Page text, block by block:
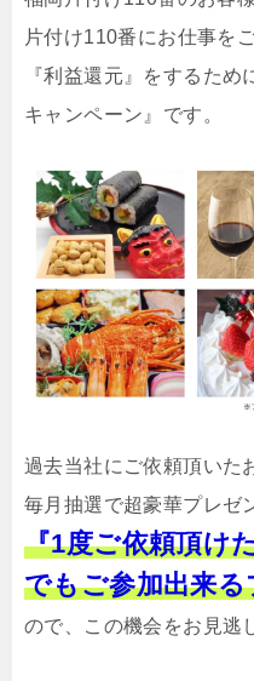
片付け110番にお仕事を
『利益還元』をするた
キャンペーン』です。
過去当社にご依頼頂いた
毎月抽選で超豪華プレゼ
『1度ご依頼頂け
でもご参加出来
ので、この機会をお見逃